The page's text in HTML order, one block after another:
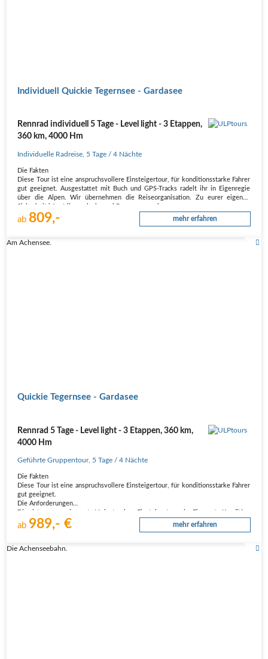
Individuell Quickie Tegernsee - Gardasee
Rennrad individuell 5 Tage - Level light - 3 Etappen,
360 km, 4000 Hm
Individuelle Radreise 5 Tage / 4 Nächte
Die Fakten
Diese Tour ist eine anspruchsvollere Einsteigertour, für konditionsstarke Fahrer
gut geeignet. Ausgestattet mit Buch und GPS-Tracks radelt ihr in Eigenregie
über die Alpen. Wir übernehmen die Reiseorganisation. Zu eurer eigenen
ab 809,- mehr erfahren
Am Achensee.
Quickie Tegernsee - Gardasee
Rennrad 5 Tage - Level light - 3 Etappen, 360 km,
4000 Hm
Geführte Gruppentour, 5 Tage / 4 Nächte
Die Fakten
Diese Tour ist eine anspruchsvollere Einsteigertour, für konditionsstarke Fahrer
gut geeignet.
Die Anforderungen
für die teilweise längeren Anstiege setzen wir voraus. Trotzdem soll bei dieser
Tour der Spaß in…
ab 989,- € mehr erfahren
Die Achenseebahn.